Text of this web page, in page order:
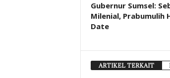
Gubernur Sumsel:
Milenial, Prabumulih
Date
ARTIKEL TERKAIT